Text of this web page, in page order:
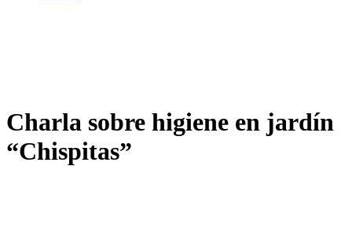
Charla sobre higiene en jardín
“Chispitas”